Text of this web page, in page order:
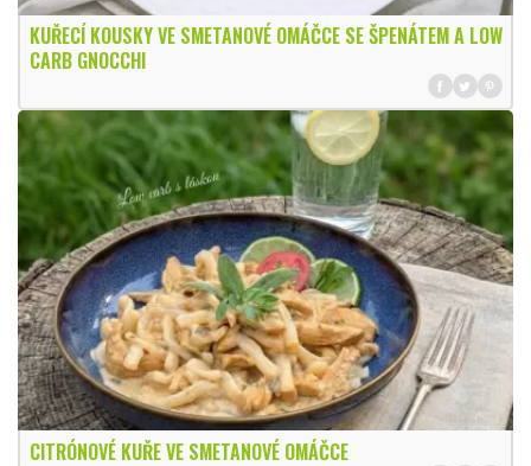
KUŘECÍ KOUSKY VE SMETANOVÉ OMÁČCE SE ŠPENÁTEM A LOW
CARB GNOCCHI
CITRÓNOVÉ KUŘE VE SMETANOVÉ OMÁČCE